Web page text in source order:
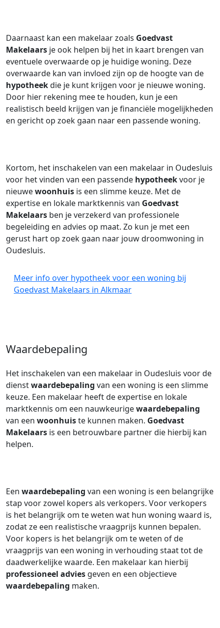
Daarnaast kan een makelaar zoals Goedvast
Makelaars je ook helpen bij het in kaart brengen van
eventuele overwaarde op je huidige woning. Deze
overwaarde kan van invloed zijn op de hoogte van de
hypotheekdie je kunt krijgen voor je nieuwe woning.
Door hier rekening mee te houden, kun je een
realistisch beeld krijgen van je financiële mogelijkheden
en gericht op zoek gaan naar een passende woning.
Kortom, het inschakelen van een makelaar in Oudesluis
voor het vinden van een passende hypotheekvoor je
nieuwewoonhuis is een slimme keuze. Met de
expertise en lokale marktkennis van Goedvast
Makelaars ben je verzekerd van professionele
begeleiding en advies op maat. Zo kun je met een
gerust hart op zoek gaan naar jouw droomwoning in
Oudesluis.
Meer info over hypotheek voor een woning bij
Goedvast Makelaars in Alkmaar
Waardebepaling
Het inschakelen van een makelaar in Oudesluis voor de
dienstwaardebepaling van een woning is een slimme
keuze. Een makelaar heeft de expertise en lokale
marktkennis om een nauwkeurigewaardebepaling
van een woonhuiste kunnen maken. Goedvast
Makelaars is een betrouwbare partner die hierbij kan
helpen.
Een waardebepaling van een woning is een belangrijke
stap voor zowel kopers als verkopers. Voor verkopers
is het belangrijk om te weten wat hun woning waard is,
zodat ze een realistische vraagprijs kunnen bepalen.
Voor kopers is het belangrijk om te weten of de
vraagprijs van een woning in verhouding staat tot de
daadwerkelijke waarde. Een makelaar kan hierbij
professioneel advies geven en een objectieve
waardebepaling maken.